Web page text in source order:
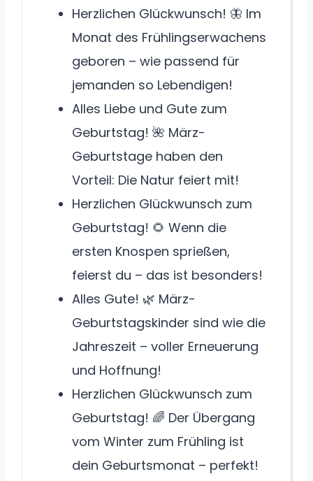
Herzlichen Glückwunsch! 🦋 Im
Monat des Frühlingserwachens
geboren – wie passend für
jemanden so Lebendigen!
Alles Liebe und Gute zum
Geburtstag! 🌺 März-
Geburtstage haben den
Vorteil: Die Natur feiert mit!
Herzlichen Glückwunsch zum
Geburtstag! 🌻 Wenn die
ersten Knospen sprießen,
feierst du – das ist besonders!
Alles Gute! 🌿 März-
Geburtstagskinder sind wie die
Jahreszeit – voller Erneuerung
und Hoffnung!
Herzlichen Glückwunsch zum
Geburtstag! 🌈 Der Übergang
vom Winter zum Frühling ist
dein Geburtsmonat – perfekt!